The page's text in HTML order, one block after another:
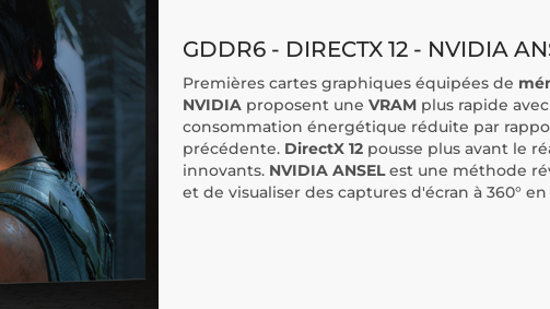
GDDR6 - DIRECTX 12 - NVIDIA
Premières cartes graphiques équipées de
NVIDIA proposent une VRAM plus rapide
consommation énergétique réduite par
précédente. DirectX 12 pousse plus avant le
innovants. NVIDIA ANSELest une méthode
et de visualiser des captures d'écran à 360°